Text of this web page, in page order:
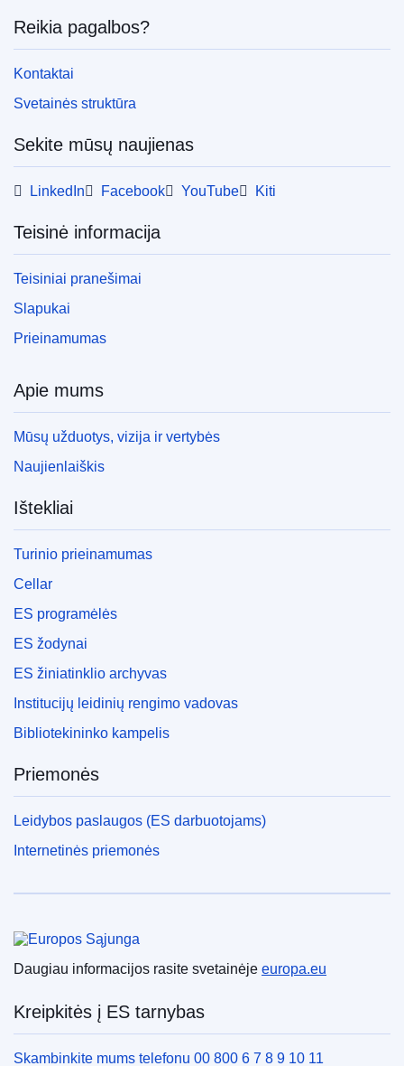
Reikia pagalbos?
Kontaktai
Svetainės struktūra
Sekite mūsų naujienas
LinkedIn Facebook YouTube Kiti
Teisinė informacija
Teisiniai pranešimai
Slapukai
Prieinamumas
Apie mums
Mūsų užduotys, vizija ir vertybės
Naujienlaiškis
Ištekliai
Turinio prieinamumas
Cellar
ES programėlės
ES žodynai
ES žiniatinklio archyvas
Institucijų leidinių rengimo vadovas
Bibliotekininko kampelis
Priemonės
Leidybos paslaugos (ES darbuotojams)
Internetinės priemonės
Daugiau informacijos rasite svetainėje europa.eu
Kreipkitės į ES tarnybas
Skambinkite mums telefonu 00 800 6 7 8 9 10 11